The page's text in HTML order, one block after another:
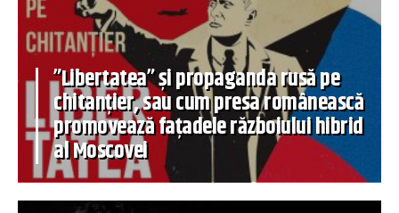
”Libertatea” și propaganda rusă pe
chitanțier, sau cum presa românească
promovează fațadele războiului hibrid
al Moscovei